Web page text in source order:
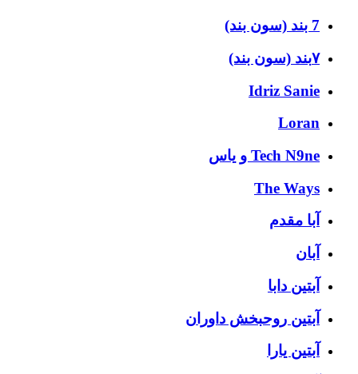
7 بند (سون بند)
۷بند (سون بند)
Idriz Sanie
Loran
Tech N9ne و یاس
The Ways
آبا مقدم
آبان
آبتین دابا
آبتین روحبخش داوران
آبتین یارا